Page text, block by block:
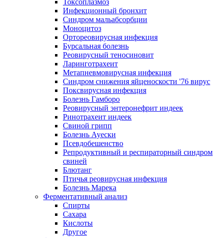
Токсоплазмоз
Инфекционный бронхит
Синдром мальабсорбции
Моноцитоз
Ортореовирусная инфекция
Бурсальная болезнь
Реовирусный теносиновит
Ларинготрахеит
Метапневмовирусная инфекция
Синдром снижения яйценоскости '76 вирус
Поксвирусная инфекция
Болезнь Гамборо
Реовирусный энтеронефрит индеек
Ринотрахеит индеек
Свиной грипп
Болезнь Ауески
Псевдобешенство
Репродуктивный и респираторный синдром
свиней
Блютанг
Птичья реовирусная инфекция
Болезнь Марека
Ферментативный анализ
Спирты
Сахара
Кислоты
Другое